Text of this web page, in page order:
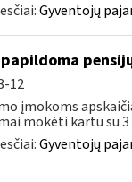
Gyventojų
12
įmokoms
mokėti kartu su
Gyventojų